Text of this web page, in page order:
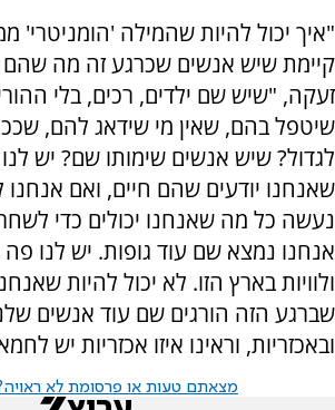
"איך יכול להיות שהמילה 'הומניטרי'
קיימת שיש אנשים שכרגע זה מה שהם
זעקה, "שיש שם ילדים, רכים, בלי
שיטפל בהם, שאין מי שידאג להם,
לגדול? שיש אנשים שימותו שם? יש
שאנחנו יודעים שהם חיים, ואם אנחנו
נעשה כל מה שאנחנו יכולים כדי
אנחנו נמצא שם עוד גופות. יש לנו
ולוויות בארץ הזו. לא יכול להיות
שברגע הזה הורגים שם עוד אנשים
ובאכזריות, וראינו איזו אכזריות יש
מצאתם טעות או פרסומת לא ראויה?